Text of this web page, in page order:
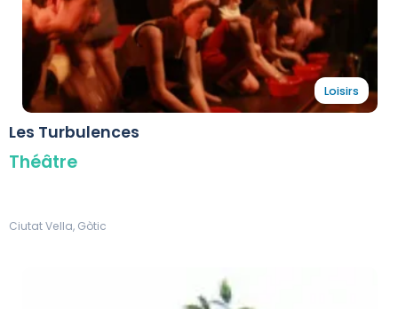
Loisirs
Les Turbulences
Théâtre
Ciutat Vella, Gòtic